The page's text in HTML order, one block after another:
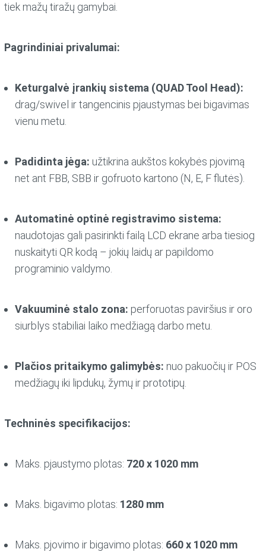
tiek mažų tiražų gamybai.
Pagrindiniai privalumai:
Keturgalvė įrankių sistema (QUAD Tool Head):
drag/swivel ir tangencinis pjaustymas bei bigavimas
vienu metu.
Padidinta jėga: užtikrina aukštos kokybės pjovimą
net ant FBB, SBB ir gofruoto kartono (N, E, F flutės).
Automatinė optinė registravimo sistema:
naudotojas gali pasirinkti failą LCD ekrane arba tiesiog
nuskaityti QR kodą – jokių laidų ar papildomo
programinio valdymo.
Vakuuminė stalo zona: perforuotas paviršius ir oro
siurblys stabiliai laiko medžiagą darbo metu.
Plačios pritaikymo galimybės: nuo pakuočių ir POS
medžiagų iki lipdukų, žymų ir prototipų.
Techninės specifikacijos:
Maks. pjaustymo plotas: 720 x 1020 mm
Maks. bigavimo plotas: 1280 mm
Maks. pjovimo ir bigavimo plotas: 660 x 1020 mm